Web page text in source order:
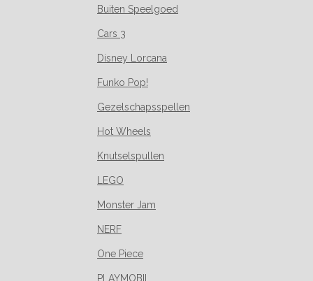
Buiten Speelgoed
Cars 3
Disney Lorcana
Funko Pop!
Gezelschapsspellen
Hot Wheels
Knutselspullen
LEGO
Monster Jam
NERF
One Piece
PLAYMOBIL